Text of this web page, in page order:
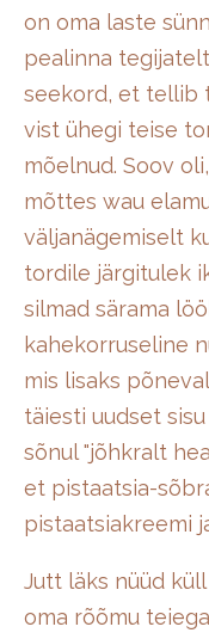
on oma laste
pealinna
seekord, et tellib
vist ühegi teise
mõelnud. Soov
mõttes wau
väljanägemiselt
tordile järgitulek
silmad särama
kahekorruseline
mis lisaks
täiesti uudset
sõnul "jõhkralt
et pistaatsia-
pistaatsiakreemi
Jutt läks nüüd
oma rõõmu